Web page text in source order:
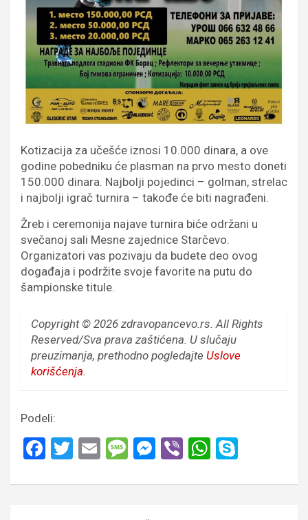
Kotizacija za učešće iznosi 10.000 dinara, a ove
godine pobedniku će plasman na prvo mesto doneti
150.000 dinara. Najbolji pojedinci – golman, strelac
i najbolji igrač turnira – takođe će biti nagrađeni.
Žreb i ceremonija najave turnira biće održani u
svečanoj sali Mesne zajednice Starčevo.
Organizatori vas pozivaju da budete deo ovog
događaja i podržite svoje favorite na putu do
šampionske titule.
Copyright © 2026 zdravopancevo.rs. All Rights
Reserved/Sva prava zaštićena. U slučaju
preuzimanja, prethodno pogledajte Uslove
korišćenja.
Podeli:
F
ce
T
tt
E
ail
M
s
M
se
Vi
er
W
at p